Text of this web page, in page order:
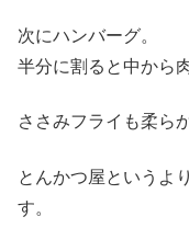
次にハンバーグ。
半分に割ると中から
ささみフライも柔ら
とんかつ屋というよ
す。